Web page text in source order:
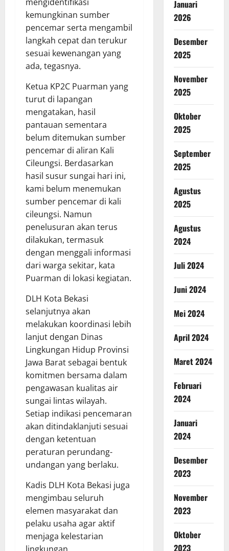
kemungkinan sumber
pencemar serta mengambil
langkah cepat dan terukur
sesuai kewenangan yang
ada, tegasnya.
Ketua KP2C Puarman yang
turut di lapangan
mengatakan, hasil
pantauan sementara
belum ditemukan sumber
pencemar di aliran Kali
Cileungsi. Berdasarkan
hasil susur sungai hari ini,
kami belum menemukan
sumber pencemar di kali
cileungsi. Namun
penelusuran akan terus
dilakukan, termasuk
dengan menggali informasi
dari warga sekitar, kata
Puarman di lokasi kegiatan.
DLH Kota Bekasi
selanjutnya akan
melakukan koordinasi lebih
lanjut dengan Dinas
Lingkungan Hidup Provinsi
Jawa Barat sebagai bentuk
komitmen bersama dalam
pengawasan kualitas air
sungai lintas wilayah.
Setiap indikasi pencemaran
akan ditindaklanjuti sesuai
dengan ketentuan
peraturan perundang-
undangan yang berlaku.
Kadis DLH Kota Bekasi juga
mengimbau seluruh
elemen masyarakat dan
pelaku usaha agar aktif
menjaga kelestarian
Januari
2026
Desember
2025
November
2025
Oktober
2025
September
2025
Agustus
2025
Agustus
2024
Juli 2024
Juni 2024
Mei 2024
April 2024
Maret 2024
Februari
2024
Januari
2024
Desember
2023
November
2023
Oktober
2023